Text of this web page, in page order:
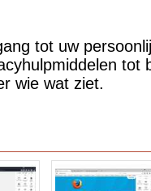
tot uw
tot
wie wat ziet.